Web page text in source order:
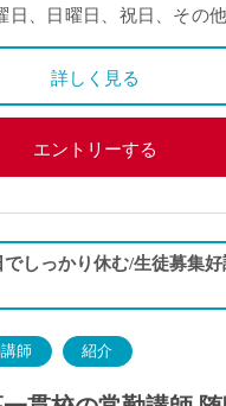
共済、雇用保険、労災保険
、日曜日、祝日、その
詳しく見る
エントリーする
でしっかり休む/生徒募集
師 紹介